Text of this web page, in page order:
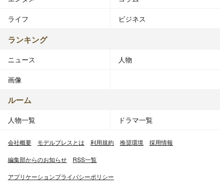
ライフ ビジネス
ランキング
ニュース 人物
画像
ルーム
人物一覧 ドラマ一覧
会社概要 モデルプレスとは 利用規約 推奨環境 採用情報
編集部からのお知らせ RSS一覧
アプリケーションプライバシーポリシー